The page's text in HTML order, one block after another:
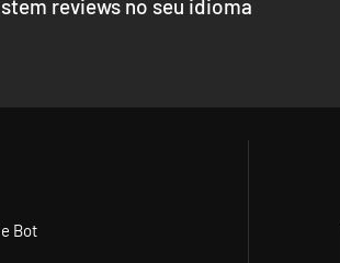
reviews no seu idioma
Bot